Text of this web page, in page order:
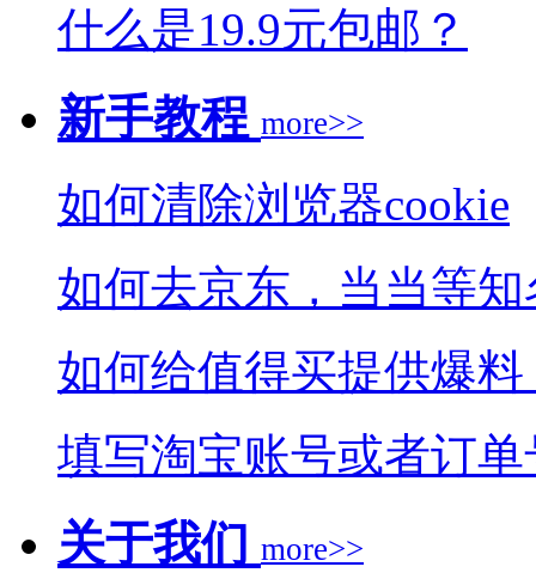
什么是19.9元包邮？
新手教程 more>>
如何清除浏览器cookie
如何去京东，当当等
如何给值得买提供爆料
填写淘宝账号或者订
关于我们 more>>